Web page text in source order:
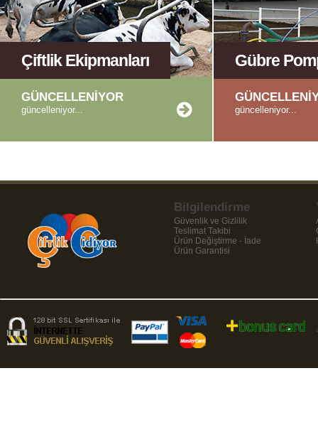
Çiftlik Ekipmanları
GÜNCELLENİYOR
güncelleniyor...
Gübre
güncelleniyor...
Bilgilendirme
Güvenlik ve Gizlilik
Teslimat Takibi
Ürün Değiştirme - İade
Ürün Garantisi